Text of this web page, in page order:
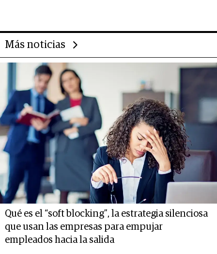
Más noticias
Qué es el “soft blocking”, la estrategia silenciosa
que usan las empresas para empujar
empleados hacia la salida